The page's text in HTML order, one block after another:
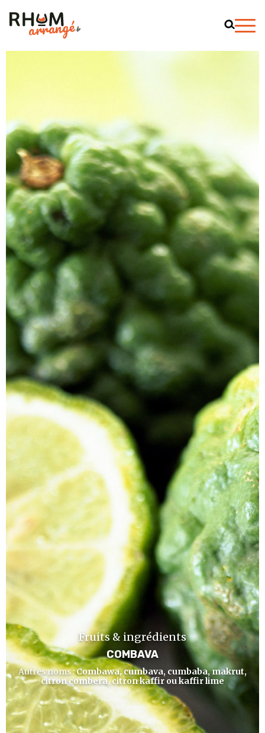
Fruits & ingrédients
COMBAVA
Autres noms :Combawa, cumbava, cumbaba, makrut,
citron combera, citron kaffir ou kaffir lime